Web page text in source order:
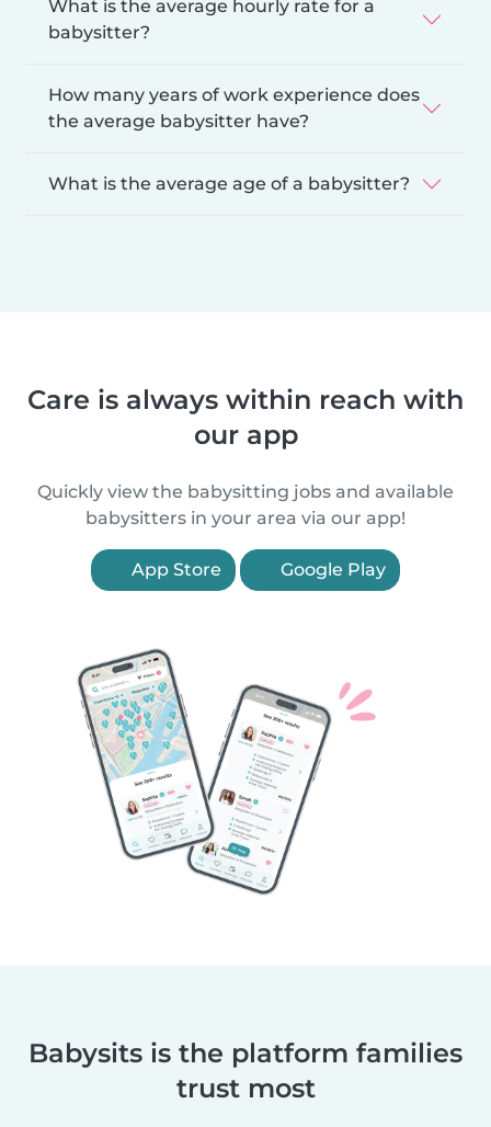
What is the average hourly rate for a
babysitter?
How many years of work experience does
the average babysitter have?
What is the average age of a babysitter?
Care is always within reach with
our app
Quickly view the babysitting jobs and available
babysitters in your area via our app!
App Store Google Play
Babysits is the platform families
trust most